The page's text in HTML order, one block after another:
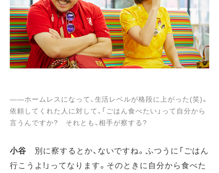
――ホームレスになって、生活レベルが格段に上がった(笑)。
依頼してくれた人に対して、「ごはん食べたい」って自分から
言うんですか? それとも、相手が察する?
小谷 別に察するとか、ないですね。ふつうに「ごはん
行こうよ!」ってなります。そのときに自分から食べた